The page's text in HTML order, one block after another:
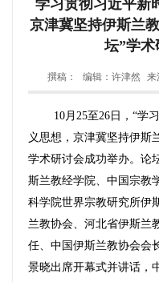
学习贯彻习近平新
京津冀坚持伊斯兰
坛”学术
撰稿： 编辑：许津然
10月25至26日，“学
义思想，京津冀坚持伊斯
学术研讨会成功举办。论
斯兰教经学院、中国宗教
科学院世界宗教研究所伊
兰教协会、河北省伊斯兰
任、中国伊斯兰教协会会
景晓出席开幕式并讲话，